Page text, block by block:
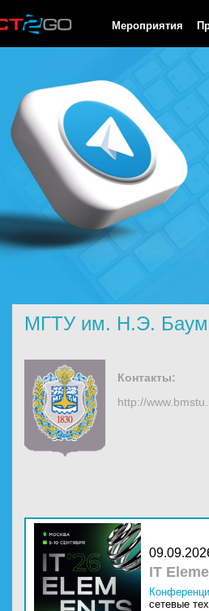
Мероприятия
МГТУ им. Н.Э.
Контакты:
http://
IT
сетевые